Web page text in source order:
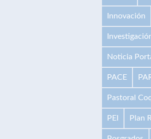
Innovación
Noticia
PACE
Pastoral
PEI Plan